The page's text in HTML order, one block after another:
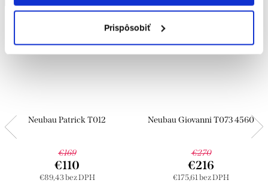
Prispôsobiť
Neubau Patrick T012
€169
€89,43 bez DPH
€110
Neubau Giovanni T073 4560
€270
€175,61 bez DPH
€216